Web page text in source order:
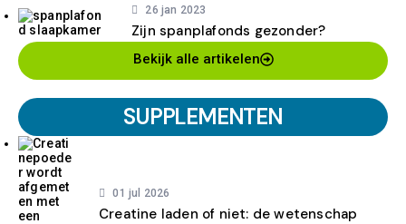
26 jan 2023
Zijn spanplafonds gezonder?
Bekijk alle artikelen
SUPPLEMENTEN
01 jul 2026
Creatine laden of niet: de wetenschap